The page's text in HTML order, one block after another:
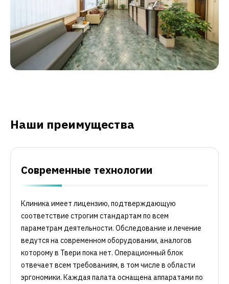
Наши преимущества
Современные технологии
Клиника имеет лицензию, подтверждающую
соответствие строгим стандартам по всем
параметрам деятельности. Обследование и лечение
ведутся на современном оборудовании, аналогов
которому в Твери пока нет. Операционный блок
отвечает всем требованиям, в том числе в области
эргономики. Каждая палата оснащена аппаратами по